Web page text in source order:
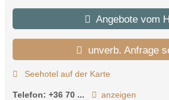
Angebote vom
unverb. Anfrage
Seehotel auf der Karte
Telefon: +36 70 ... anzeigen